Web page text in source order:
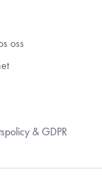
oss
& GDPR